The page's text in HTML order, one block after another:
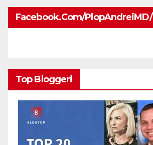
Facebook.com/PlopAndreiMD/
Top Bloggeri